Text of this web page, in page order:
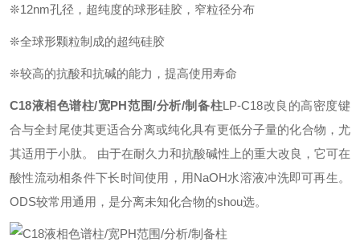
❊12nm孔径，超纯度的球形硅胶，窄粒径分布
❊全球形颗粒制成的超纯硅胶
❊较高的抗酸和抗碱的能力，提高使用寿命
C18液相色谱柱/宽PH范围/分析/制备柱LP-C18改良的高密度键
合与全封尾使其更适合分离或纯化具有更低分子量的化合物，尤
其适用于小肽。 由于在耐久力和抗酸碱性上的重大改良，它可在
酸性流动相条件下长时间使用，用NaOH水溶液冲洗即可再生。
ODS较常用通用，是分离未知化合物的shou选。